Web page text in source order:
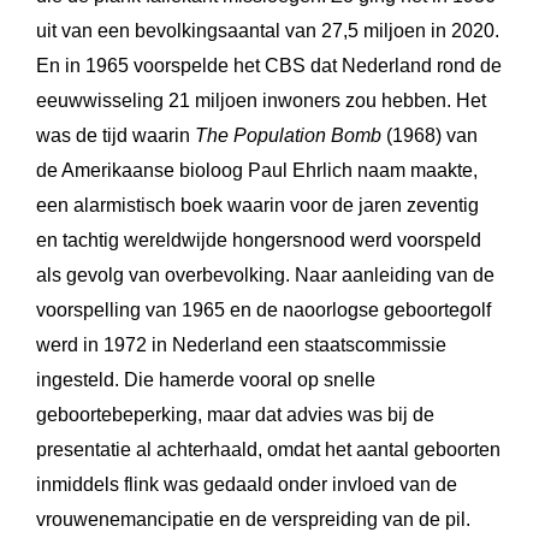
uit van een bevolkingsaantal van 27,5 miljoen in 2020.
En in 1965 voorspelde het CBS dat Nederland rond de
eeuwwisseling 21 miljoen inwoners zou hebben. Het
was de tijd waarin The Population Bomb (1968) van
de Amerikaanse bioloog Paul Ehrlich naam maakte,
een alarmistisch boek waarin voor de jaren zeventig
en tachtig wereldwijde hongersnood werd voorspeld
als gevolg van overbevolking. Naar aanleiding van de
voorspelling van 1965 en de naoorlogse geboortegolf
werd in 1972 in Nederland een staatscommissie
ingesteld. Die hamerde vooral op snelle
geboortebeperking, maar dat advies was bij de
presentatie al achterhaald, omdat het aantal geboorten
inmiddels flink was gedaald onder invloed van de
vrouwenemancipatie en de verspreiding van de pil.